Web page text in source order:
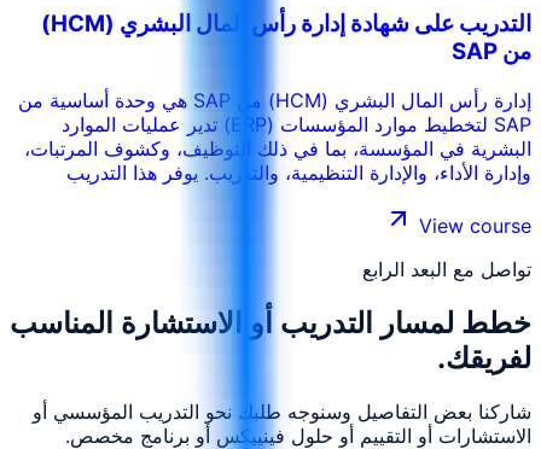
التدريب على شهادة إدارة رأس المال البشري (HCM)
من SAP
إدارة رأس المال البشري (HCM) من SAP هي وحدة أساسية من
SAP لتخطيط موارد المؤسسات (ERP) تدير عمليات الموارد
البشرية في المؤسسة، بما في ذلك التوظيف، وكشوف المرتبات،
وإدارة الأداء، والإدارة التنظيمية، والتدريب. يوفر هذا التدريب
والاستشاريين ومتخصصي تكنولوجيا المعلومات المشاركين في
تهيئة أو تنفيذ أو دعم إدارة رأس المال البشري من SAP.
View course
تواصل مع البعد الرابع
خطط لمسار التدريب أو الاستشارة المناسب
لفريقك.
شاركنا بعض التفاصيل وسنوجه طلبك نحو التدريب المؤسسي أو
الاستشارات أو التقييم أو حلول فينييكس أو برنامج مخصص.